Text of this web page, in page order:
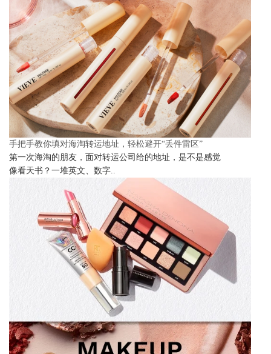
手把手教你填对海淘转运地址，轻松避开“丢件雷区”
第一次海淘的朋友，面对转运公司给的地址，是不是感觉
像看天书？一堆英文、数字..